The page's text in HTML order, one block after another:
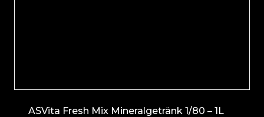
ASVita Fresh Mix Mineralgetränk 1/80 – 1L